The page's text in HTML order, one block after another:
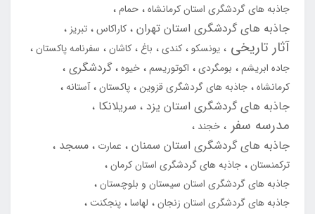
جاذبه های گردشگری استان کرمانشاه حمام
جاذبه های گردشگری استان تهران کاراکاس تبریز
آثار تاریخی یونسکو کندی باغ کاشان
سفرنامه پاکستان
جاده ابریشم
بومگردی اکوتوریسم خیوه گردشگری
کرمانشاه جاذبه های گردشگری قزوین پاکستان آستانه
جاذبه های گردشگری استان یزد سریلانکا
مدرسه سفر خجند
جاذبه های گردشگری استان سمنان عمارت مسجد
ترکمنستان جاذبه های گردشگری استان کرمان
جاذبه های گردشگری استان سیستان و بلوچستان
جاذبه های گردشگری استان زنجان
لهاسا پنجکنت